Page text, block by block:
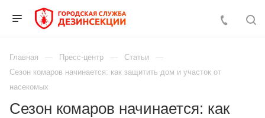
Главная Пресс-центр
Статьи
Сезон комаров начинается: как защитить дом и участок от
насекомых
Сезон комаров начинается: как